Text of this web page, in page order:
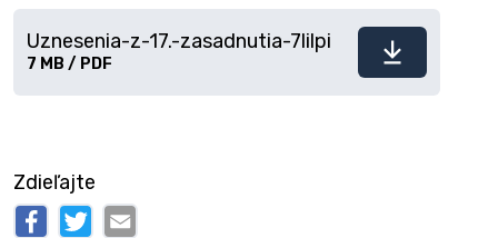
Stiahnuť
Uznesenia-z-17.-zasadnutia-7lilpi
7 MB / PDF
Zdieľajte